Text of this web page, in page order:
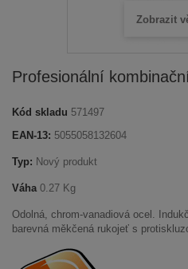
Zobrazit
Profesionální
Kód skladu 571497
EAN-13: 5055058132604
Typ: Nový produkt
Váha 0.27 Kg
Odolná, chrom-vanadiová ocel.
barevná měkčená rukojeť s